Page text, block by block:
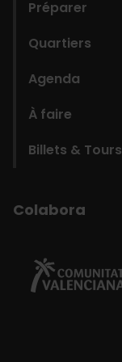
Préparer
Quartiers
Agenda
À faire
Billets & Tours
Colabora